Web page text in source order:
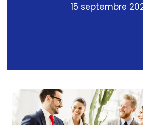
15 septembre